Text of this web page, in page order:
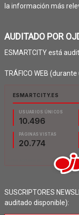
la información más
AUDITADO POR
ESMARTCITY está
TRÁFICO WEB
SUSCRIPTORES
auditado disponible):